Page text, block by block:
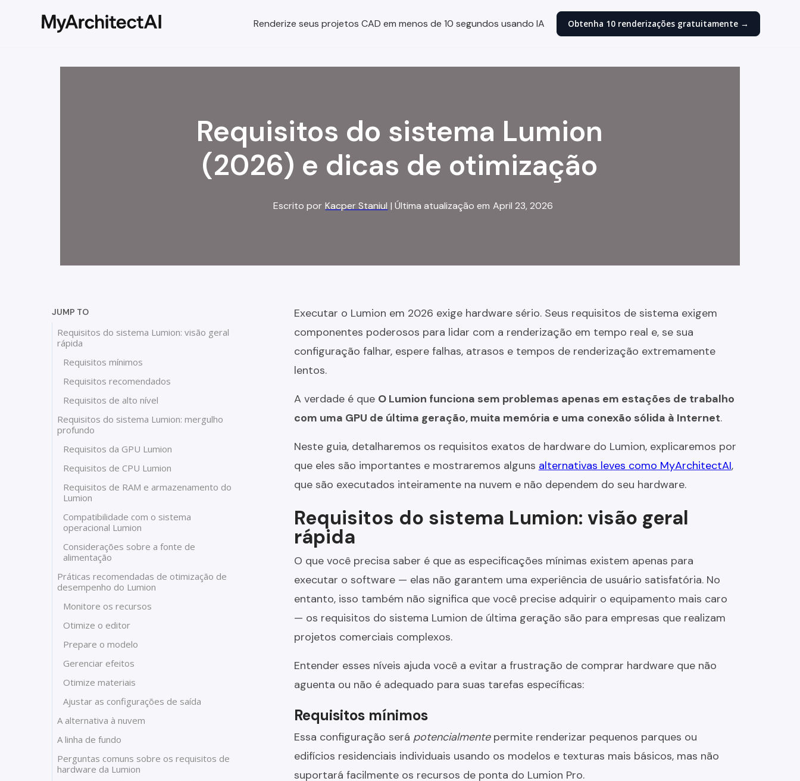
Renderize seus projetos CAD em menos de 10 segundos usando IA Obtenha 10 renderizações gratuitamente →
Requisitos do sistema Lumion
(2026) e dicas de otimização
Escrito por Kacper Staniul | Última atualização em April 23, 2026
JUMP TO
Requisitos do sistema Lumion: visão geral
rápida
Requisitos mínimos
Requisitos recomendados
Requisitos de alto nível
Requisitos do sistema Lumion: mergulho
profundo
Requisitos da GPU Lumion
Requisitos de CPU Lumion
Requisitos de RAM e armazenamento do
Lumion
Compatibilidade com o sistema
operacional Lumion
Considerações sobre a fonte de
alimentação
Práticas recomendadas de otimização de
desempenho do Lumion
Monitore os recursos
Otimize o editor
Prepare o modelo
Gerenciar efeitos
Otimize materiais
Ajustar as configurações de saída
A alternativa à nuvem
A linha de fundo
Perguntas comuns sobre os requisitos de
hardware da Lumion
Executar o Lumion em 2026 exige hardware sério. Seus requisitos de sistema exigem
componentes poderosos para lidar com a renderização em tempo real e, se sua
configuração falhar, espere falhas, atrasos e tempos de renderização extremamente
lentos.
A verdade é que O Lumion funciona sem problemas apenas em estações de trabalho
com uma GPU de última geração, muita memória e uma conexão sólida à Internet.
Neste guia, detalharemos os requisitos exatos de hardware do Lumion, explicaremos por
que eles são importantes e mostraremos alguns alternativas leves como MyArchitectAI,
que são executados inteiramente na nuvem e não dependem do seu hardware.
Requisitos do sistema Lumion: visão geral
rápida
O que você precisa saber é que as especificações mínimas existem apenas para
executar o software — elas não garantem uma experiência de usuário satisfatória. No
entanto, isso também não significa que você precise adquirir o equipamento mais caro
— os requisitos do sistema Lumion de última geração são para empresas que realizam
projetos comerciais complexos.
Entender esses níveis ajuda você a evitar a frustração de comprar hardware que não
aguenta ou não é adequado para suas tarefas específicas:
Requisitos mínimos
Essa configuração será potencialmente permite renderizar pequenos parques ou
edifícios residenciais individuais usando os modelos e texturas mais básicos, mas não
suportará facilmente os recursos de ponta do Lumion Pro.